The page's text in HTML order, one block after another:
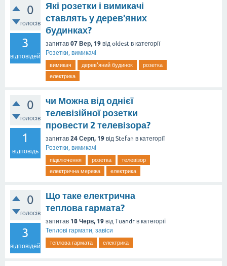
0
голосів
3
відповідей
Які розетки і вимикачі
ставлять у дерев'яних
будинках?
запитав 07 Вер, 19 від oldest в категорії
Розетки, вимикачі
вимикач дерев'яний будинок
розетка
електрика
0
голосів
1
відповідь
чи Можна від однієї
телевізійної розетки
провести 2 телевізора?
запитав 24 Серп, 19 від Stefan в категорії
Розетки, вимикачі
підключення розетка
телевізор
електрична мережа
електрика
0
голосів
3
відповідей
Що таке електрична
теплова гармата?
запитав 18 Черв, 19 від Tuandr в категорії
Теплові гармати, завіси
теплова гармата електрика